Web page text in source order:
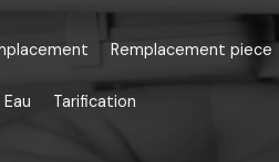
Remplacement piece
Tarification